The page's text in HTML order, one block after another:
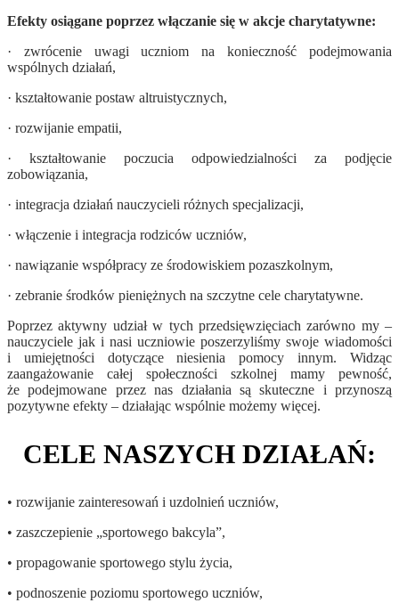
Efekty osiągane poprzez włączanie się w akcje charytatywne:
· zwrócenie uwagi uczniom na konieczność podejmowania
wspólnych działań,
· kształtowanie postaw altruistycznych,
· rozwijanie empatii,
· kształtowanie poczucia odpowiedzialności za podjęcie
zobowiązania,
· integracja działań nauczycieli różnych specjalizacji,
· włączenie i integracja rodziców uczniów,
· nawiązanie współpracy ze środowiskiem pozaszkolnym,
· zebranie środków pieniężnych na szczytne cele charytatywne.
Poprzez aktywny udział w tych przedsięwzięciach zarówno my –
nauczyciele jak i nasi uczniowie poszerzyliśmy swoje wiadomości
i umiejętności dotyczące niesienia pomocy innym. Widząc
zaangażowanie całej społeczności szkolnej mamy pewność,
że podejmowane przez nas działania są skuteczne i przynoszą
pozytywne efekty – działając wspólnie możemy więcej.
CELE NASZYCH DZIAŁAŃ:
• rozwijanie zainteresowań i uzdolnień uczniów,
• zaszczepienie „sportowego bakcyla”,
• propagowanie sportowego stylu życia,
• podnoszenie poziomu sportowego uczniów,